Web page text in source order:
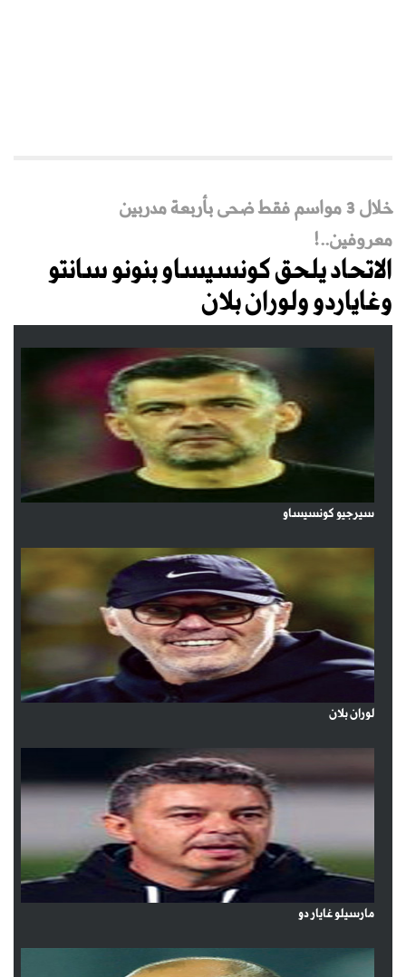
خلال 3 مواسم فقط ضحى بأربعة مدربين
معروفين..!
الاتحاد يلحق كونسيساو بنونو سانتو
وغاياردو ولوران بلان
سيرجيو كونسيساو
لوران بلان
مارسيلو غايار دو